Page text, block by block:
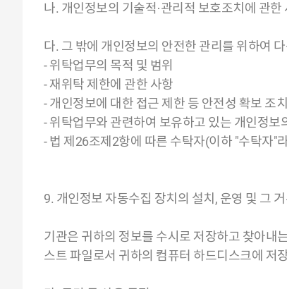
나. 개인정보의 기술적·관리적 보호조치에 관한
다. 그 밖에 개인정보의 안전한 관리를 위하여
- 위탁업무의 목적 및 범위
- 재위탁 제한에 관한 사항
- 개인정보에 대한 접근 제한 등 안전성 확보 조
- 위탁업무와 관련하여 보유하고 있는 개인정보
- 법 제26조제2항에 따른 수탁자(이하 "수탁자"
9. 개인정보 자동수집 장치의 설치, 운영 및 그
기관은 귀하의 정보를 수시로 저장하고 찾아내
스트 파일로서 귀하의 컴퓨터 하드디스크에 저